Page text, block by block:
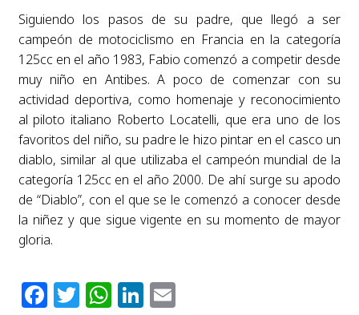
Siguiendo los pasos de su padre, que llegó a ser
campeón de motociclismo en Francia en la categoría
125cc en el año 1983, Fabio comenzó a competir desde
muy niño en Antibes. A poco de comenzar con su
actividad deportiva, como homenaje y reconocimiento
al piloto italiano Roberto Locatelli, que era uno de los
favoritos del niño, su padre le hizo pintar en el casco un
diablo, similar al que utilizaba el campeón mundial de la
categoría 125cc en el año 2000. De ahí surge su apodo
de “Diablo”, con el que se le comenzó a conocer desde
la niñez y que sigue vigente en su momento de mayor
gloria.
Facebook
Twitter
WhatsApp
LinkedIn
Email